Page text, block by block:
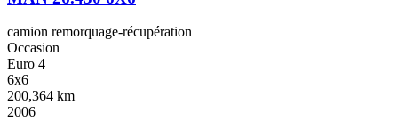
camion remorquage-récupération
Occasion
Euro 4
6x6
200,364 km
2006